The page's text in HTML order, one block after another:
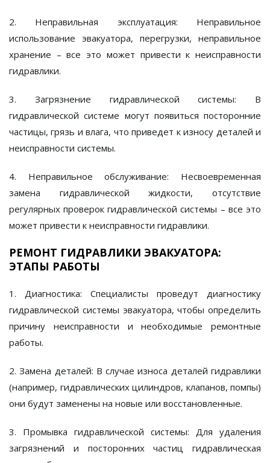
2. Неправильная эксплуатация: Неправильное
использование эвакуатора, перегрузки, неправильное
хранение – все это может привести к неисправности
гидравлики.
3. Загрязнение гидравлической системы: В
гидравлической системе могут появиться посторонние
частицы, грязь и влага, что приведет к износу деталей и
неисправности системы.
4. Неправильное обслуживание: Несвоевременная
замена гидравлической жидкости, отсутствие
регулярных проверок гидравлической системы – все это
может привести к неисправности гидравлики.
РЕМОНТ ГИДРАВЛИКИ ЭВАКУАТОРА:
ЭТАПЫ РАБОТЫ
1. Диагностика: Специалисты проведут диагностику
гидравлической системы эвакуатора, чтобы определить
причину неисправности и необходимые ремонтные
работы.
2. Замена деталей: В случае износа деталей гидравлики
(например, гидравлических цилиндров, клапанов, помпы)
они будут заменены на новые или восстановленные.
3. Промывка гидравлической системы: Для удаления
загрязнений и посторонних частиц гидравлическая